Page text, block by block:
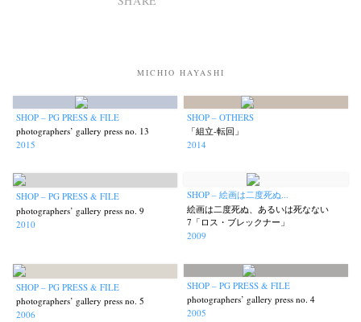
News Exhibition Workshop Documents Contact About
MICHIO HAYASHI
SHOP – PG PRESS & FILE
photographers’ gallery press no. 13
2015
SHOP – OTHERS
「組立‐転回」
2014
SHOP – PG PRESS & FILE
photographers’ gallery press no. 9
2010
SHOP – 絵画は二度死ぬ...
絵画は二度死ぬ、あるいは死なない
7「ロス・ブレックナー」
2009
SHOP – PG PRESS & FILE
photographers’ gallery press no. 5
2006
SHOP – PG PRESS & FILE
photographers’ gallery press no. 4
2005